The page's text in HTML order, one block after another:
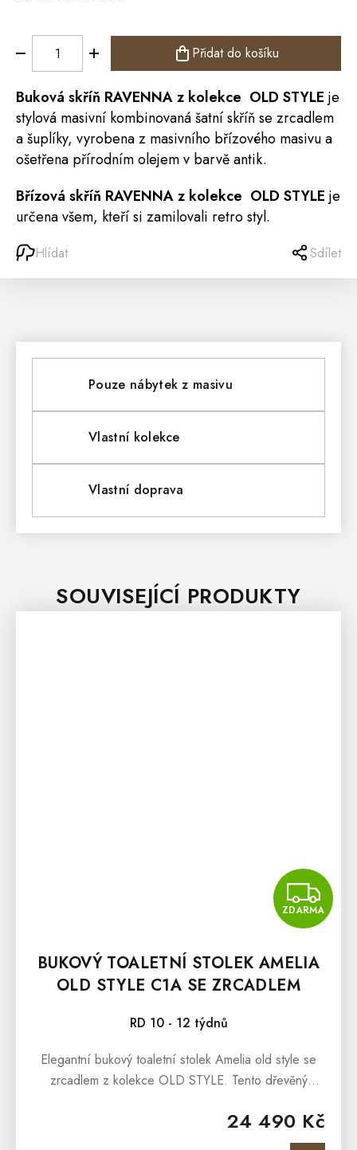
cena:
Přidat do košíku
Buková skříň RAVENNA z kolekce OLD STYLE je
stylová masivní kombinovaná šatní skříň se zrcadlem
a šuplíky, vyrobena z masivního břízového masivu a
ošetřena přírodním olejem v barvě antik.
Břízová skříň RAVENNA z kolekce OLD STYLE je
určena všem, kteří si zamilovali retrostyl.
Hlídat Sdílet
Pouze nábytek z masivu
Vlastní kolekce
Vlastní doprava
SOUVISEJÍCÍ PRODUKTY
ZDARMA
BUKOVÝ TOALETNÍ STOLEK AMELIA
OLD STYLE C1A SE ZRCADLEM
RD 10 - 12 týdnů
24 490 Kč
Elegantní bukový toaletní stolek Amelia old style se
zrcadlem z kolekce OLD STYLE. Tento dřevěný
ideální volbou pro...